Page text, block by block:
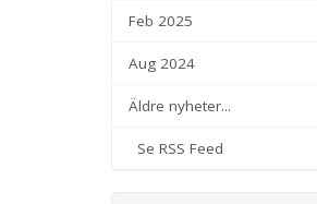
Feb 2025
Aug 2024
Äldre nyheter...
Se RSS Feed